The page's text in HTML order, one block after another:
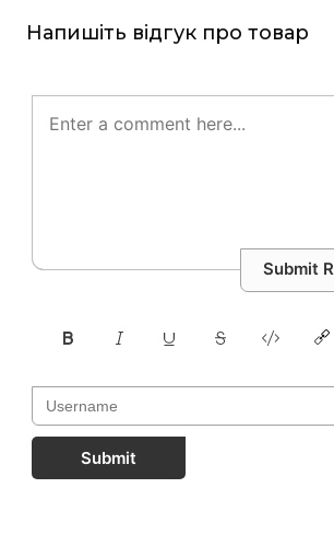
Напишіть відгук про товар
Submit
Submit